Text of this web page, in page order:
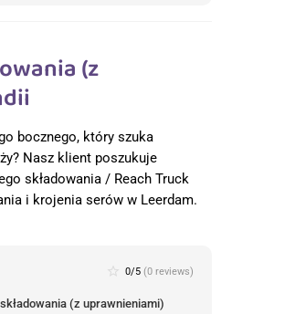
(z
bocznego, który szuka
Nasz klient poszukuje
składowania / Reach Truck
i krojenia serów w Leerdam.
star_border 0/5 (0 reviews)
(z uprawnieniami)